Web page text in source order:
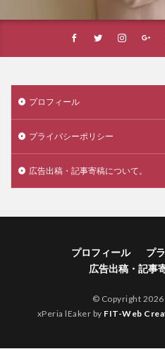
プロフィール
プライバシーポリシー
広告出稿・記事寄稿について。
プロフィール
プ
広告出稿・記事
© Copyright
xPeria lEaker by FIT-Web